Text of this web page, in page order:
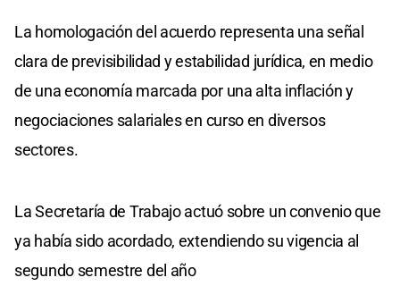
La homologación del acuerdo representa una señal
clara de previsibilidad y estabilidad jurídica, en medio
de una economía marcada por una alta inflación y
negociaciones salariales en curso en diversos
sectores.
La Secretaría de Trabajo actuó sobre un convenio que
ya había sido acordado, extendiendo su vigencia al
segundo semestre del año